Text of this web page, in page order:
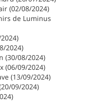
(02/08/2024)
de Luminus
2024)
(30/08/2024)
(06/09/2024)
(13/09/2024)
09/2024)